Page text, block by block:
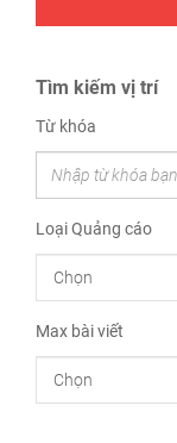
Tìm kiếm vị trí
Từ khóa
Loại Quảng cáo
Max bài viết